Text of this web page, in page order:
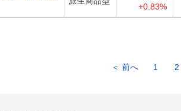
+0.83%
＜ 前へ 1 2